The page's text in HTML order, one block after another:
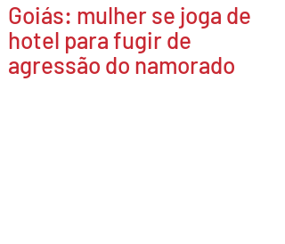
Goiás: mulher se joga de
hotel para fugir de
agressão do namorado